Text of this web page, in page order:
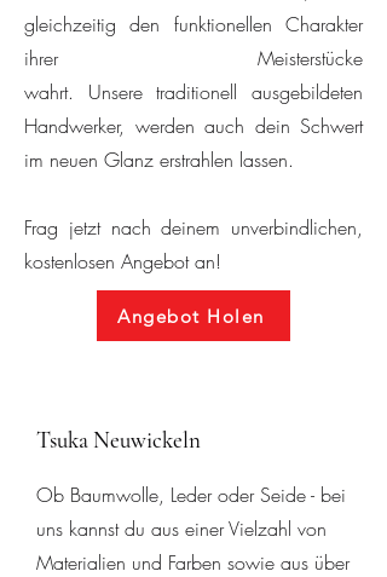
gleichzeitig den funktionellen Charakter
ihrer Meisterstücke
wahrt. Unseretraditionell ausgebildeten
Handwerker, werden auch dein Schwert
im neuen Glanz erstrahlen lassen.
Frag jetzt nach deinem unverbindlichen,
kostenlosen Angebot an!
Angebot Holen
Tsuka Neuwickeln
Ob Baumwolle, Leder oder Seide - bei
uns kannst du aus einer Vielzahl von
Materialien und Farben sowie aus über